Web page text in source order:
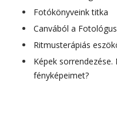
Fotókönyveink titka
Canvából a
Ritmusterápiás
Képek
fényképeimet?